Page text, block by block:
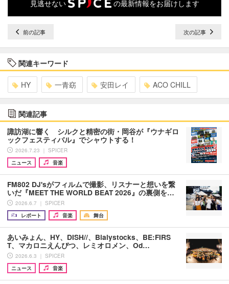
見逃せない の最新情報をお届けします
前の記事 次の記事
関連キーワード
HY 一青窈 安田レイ ACO CHILL
関連記事
諏訪湖に響く シルクと精密の街・岡谷が『ウナギロ
ックフェスティバル』でシャウトする！
2026.7.23 ｜ SPICER
ニュース
音楽
FM802 DJ'sがフィルムで撮影、リスナーと想いを繋
いだ『MEET THE WORLD BEAT 2026』の裏側を…
2026.6.7 ｜ SPICER
レポート
音楽 舞台
あいみょん、HY、DISH//、Bialystocks、BE:FIRS
T、マカロニえんぴつ、レミオロメン、Od…
2026.6.3 ｜ SPICER
ニュース
音楽